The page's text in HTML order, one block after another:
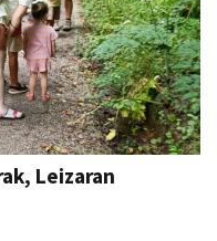
Leizaran